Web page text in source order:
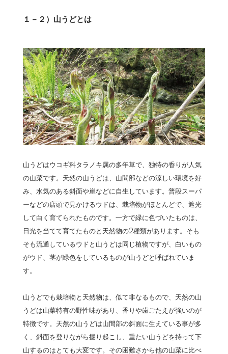
１－２）山うどとは
山うどはウコギ科タラノキ属の多年草で、独特の香りが人気
の山菜です。天然の山うどは、山間部などの涼しい環境を好
み、水気のある斜面や崖などに自生しています。普段スーパ
ーなどの店頭で見かけるウドは、栽培物がほとんどで、遮光
して白く育てられたものです。一方で緑に色づいたものは、
日光を当てて育てたものと天然物の2種類があります。そも
そも流通しているウドと山うどは同じ植物ですが、白いもの
がウド、茎が緑色をしているものが山うどと呼ばれていま
す。
山うどでも栽培物と天然物は、似て非なるもので、天然の山
うどは山菜特有の野性味があり、香りや歯ごたえが強いのが
特徴です。天然の山うどは山間部の斜面に生えている事が多
く、斜面を登りながら掘り起こし、重たい山うどを持って下
山するのはとても大変です。その困難さから他の山菜に比べ